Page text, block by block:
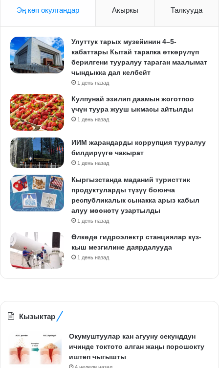
Эң көп окулгандар Акыркы Талкууда
Улуттук тарых музейинин 4–5-
кабаттары Кытай тарапка өткөрүлүп
берилгени тууралуу тараган маалымат
чындыкка дал келбейт
1 день назад
Кулпунай эзилип даамын жоготпоо
үчүн туура жууш ыкмасы айтылды
1 день назад
ИИМ жарандарды коррупция тууралуу
билдирүүгө чакырат
1 день назад
Кыргызстанда маданий туристтик
продуктуларды түзүү боюнча
республикалык сынакка арыз кабыл
алуу мөөнөтү узартылды
1 день назад
Өлкөдө гидроэлектр станциялар күз-
кыш мезгилине даярдалууда
1 день назад
Кызыктар
Окумуштуулар кан агууну секунддун
ичинде токтото алган жаңы порошокту
иштеп чыгышты